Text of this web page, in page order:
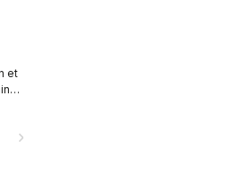
et
navigate_next